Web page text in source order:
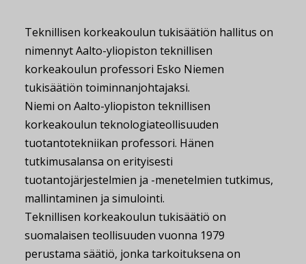
Teknillisen korkeakoulun tukisäätiön hallitus on
nimennyt Aalto-yliopiston teknillisen
korkeakoulun professori Esko Niemen
tukisäätiön toiminnanjohtajaksi.
Niemi on Aalto-yliopiston teknillisen
korkeakoulun teknologiateollisuuden
tuotantotekniikan professori. Hänen
tutkimusalansa on erityisesti
tuotantojärjestelmien ja -menetelmien tutkimus,
mallintaminen ja simulointi.
Teknillisen korkeakoulun tukisäätiö on
suomalaisen teollisuuden vuonna 1979
perustama säätiö, jonka tarkoituksena on